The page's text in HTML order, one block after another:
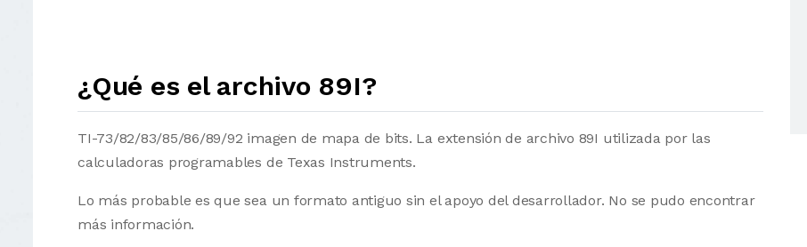
¿Qué es el archivo 89I?
TI-73/82/83/85/86/89/92 imagen de mapa de bits. La extensión de archivo 89I utilizada por las
calculadoras programables de Texas Instruments.
Lo más probable es que sea un formato antiguo sin el apoyo del desarrollador. No se pudo encontrar
más información.